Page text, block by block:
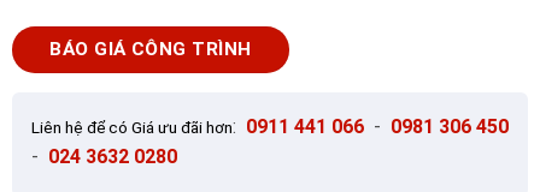
Ấn
Độ
BÁO GIÁ CÔNG TRÌNH
Liên hệ để có Giá ưu đãi hơn: 0911 441 066 - 0981 306 450
- 024 3632 0280